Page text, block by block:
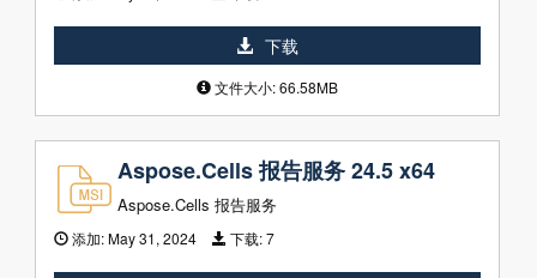
下载
文件大小: 66.58MB
Aspose.Cells 报告服务 24.5 x64
Aspose.Cells 报告服务
添加:May 31, 2024 下载:7